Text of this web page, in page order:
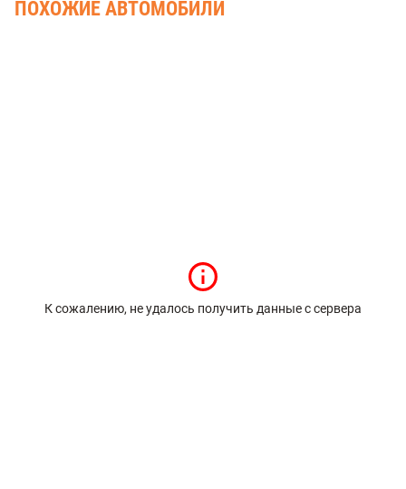
Сенсорный экран 9" мультимедийной системы
ПОХОЖИЕ АВТОМОБИЛИ
К сожалению, не удалось получить данные с сервера